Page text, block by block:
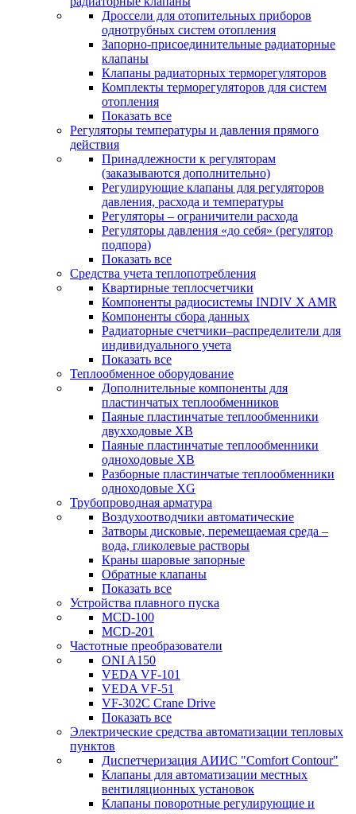
Дроссели для отопительных приборов
однотрубных систем отопления
Запорно-присоединительные радиаторные
клапаны
Клапаны радиаторных терморегуляторов
Комплекты терморегуляторов для систем
отопления
Показать все
Регуляторы температуры и давления прямого
действия
Принадлежности к регуляторам
(заказываются дополнительно)
Регулирующие клапаны для регуляторов
давления, расхода и температуры
Регуляторы – ограничители расхода
Регуляторы давления «до себя» (регулятор
подпора)
Показать все
Средства учета теплопотребления
Квартирные теплосчетчики
Компоненты радиосистемы INDIV X AMR
Компоненты сбора данных
Радиаторные счетчики–распределители для
индивидуального учета
Показать все
Теплообменное оборудование
Дополнительные компоненты для
пластинчатых теплообменников
Паяные пластинчатые теплообменники
двухходовые XB
Паяные пластинчатые теплообменники
одноходовые ХВ
Разборные пластинчатые теплообменники
одноходовые ХG
Трубопроводная арматура
Воздухоотводчики автоматические
Затворы дисковые, перемещаемая среда –
вода, гликолевые растворы
Краны шаровые запорные
Обратные клапаны
Показать все
Устройства плавного пуска
MCD-100
MCD-201
Частотные преобразователи
ONI A150
VEDA VF-101
VEDA VF-51
VF-302C Crane Drive
Показать все
Электрические средства автоматизации тепловых
пунктов
Диспетчеризация АИИС "Comfort Contour"
Клапаны для автоматизации местных
вентиляционных установок
Клапаны поворотные регулирующие и